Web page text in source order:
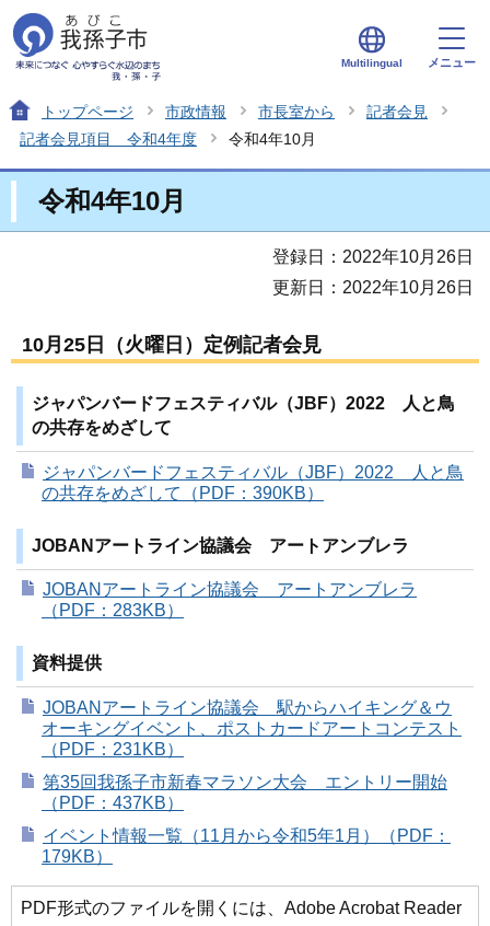
Multilingual メニュー
トップページ 市政情報 市長室から
記者会見
記者会見項目 令和4年度
令和4年10月
令和4年10月
登録日：2022年10月26日
更新日：2022年10月26日
10月25日（火曜日）定例記者会見
ジャパンバードフェスティバル（JBF）2022 人と鳥
の共存をめざして
ジャパンバードフェスティバル（JBF）2022 人と鳥
の共存をめざして（PDF：390KB）
JOBANアートライン協議会 アートアンブレラ
JOBANアートライン協議会 アートアンブレラ
（PDF：283KB）
資料提供
JOBANアートライン協議会 駅からハイキング＆ウ
オーキングイベント、ポストカードアートコンテスト
（PDF：231KB）
第35回我孫子市新春マラソン大会 エントリー開始
（PDF：437KB）
イベント情報一覧（11月から令和5年1月）（PDF：
179KB）
PDF形式のファイルを開くには、Adobe Acrobat Reader